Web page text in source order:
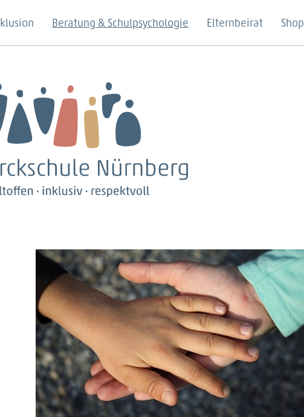
Beratung & Schulpsychologie Elternbeirat Shop